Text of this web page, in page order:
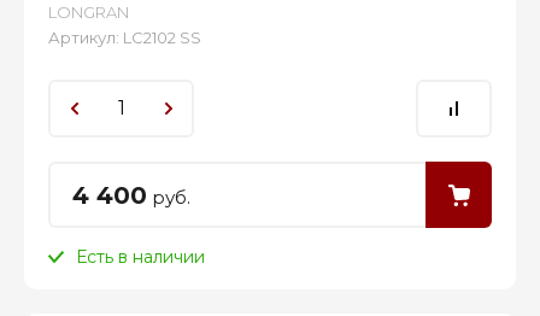
LONGRAN
Артикул: LC2102 SS
4 400 руб.
Есть в наличии